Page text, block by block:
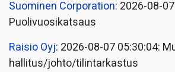
Suominen Corporation: 2026-08-
Puolivuosikatsaus
Raisio Oyj: 2026-08-07 05:30:04:
hallitus/johto/tilintarkastus